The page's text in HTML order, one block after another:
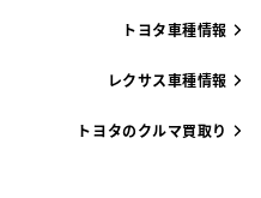
トヨタ車種情報
レクサス車種情報
トヨタのクルマ買取り